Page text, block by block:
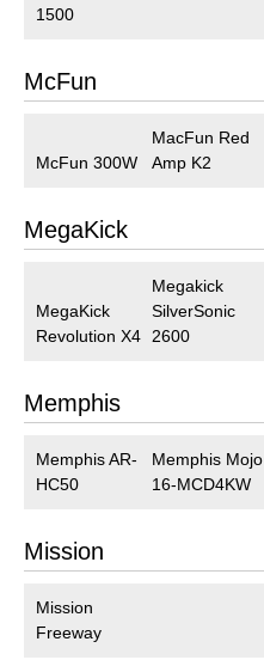
1500
McFun
McFun 300W
MacFun Red
Amp K2
MegaKick
MegaKick
Revolution X4
Megakick
SilverSonic
2600
Memphis
Memphis AR-
HC50
Memphis Mojo
16-MCD4KW
Mission
Mission
Freeway